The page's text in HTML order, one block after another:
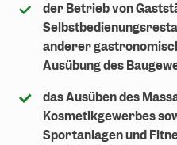
der Betrieb von
anderer
Ausübung des
das Ausüben des
Kosmetikgewerbes
Sportanlagen und